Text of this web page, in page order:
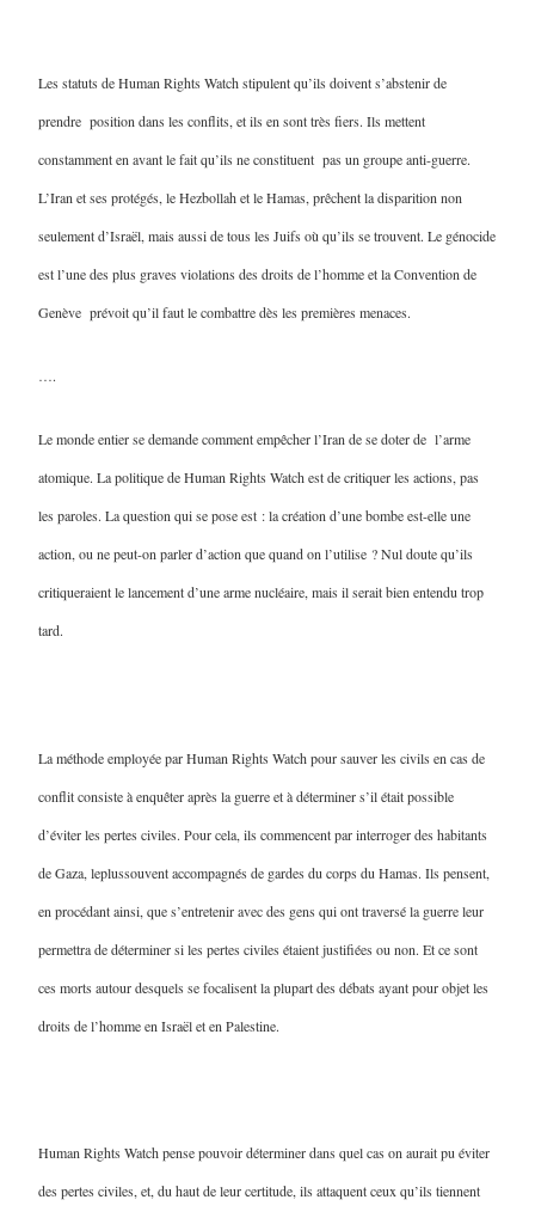
Les statuts de Human Rights Watch stipulent qu’ils doivent s’abstenir de
prendre position dans les conflits, et ils en sont très fiers. Ils mettent
constamment en avant le fait qu’ils ne constituent pas un groupe anti-guerre.
L’Iran et ses protégés, le Hezbollah et le Hamas, prêchent la disparition non
seulement d’Israël, mais aussi de tous les Juifs où qu’ils se trouvent. Le génocide
est l’une des plus graves violations des droits de l’homme et la Convention de
Genève prévoit qu’il faut le combattre dès les premières menaces.
….
Le monde entier se demande comment empêcher l’Iran de se doter de l’arme
atomique. La politique de Human Rights Watch est de critiquer les actions, pas
les paroles. La question qui se pose est : la création d’une bombe est-elle une
action, ou ne peut-on parler d’action que quand on l’utilise ? Nul doute qu’ils
critiqueraient le lancement d’une arme nucléaire, mais il serait bien entendu trop
tard.
La méthode employée par Human Rights Watch pour sauver les civils en cas de
conflit consiste à enquêter après la guerre et à déterminer s’il était possible
d’éviter les pertes civiles. Pour cela, ils commencent par interroger des habitants
de Gaza, leplussouvent accompagnés de gardes du corps du Hamas. Ils pensent,
en procédant ainsi, que s’entretenir avec des gens qui ont traversé la guerre leur
permettra de déterminer si les pertes civiles étaient justifiées ou non. Et ce sont
ces morts autour desquels se focalisent la plupart des débats ayant pour objet les
droits de l’homme en Israël et en Palestine.
Human Rights Watch pense pouvoir déterminer dans quel cas on aurait pu éviter
des pertes civiles, et, du haut de leur certitude, ils attaquent ceux qu’ils tiennent